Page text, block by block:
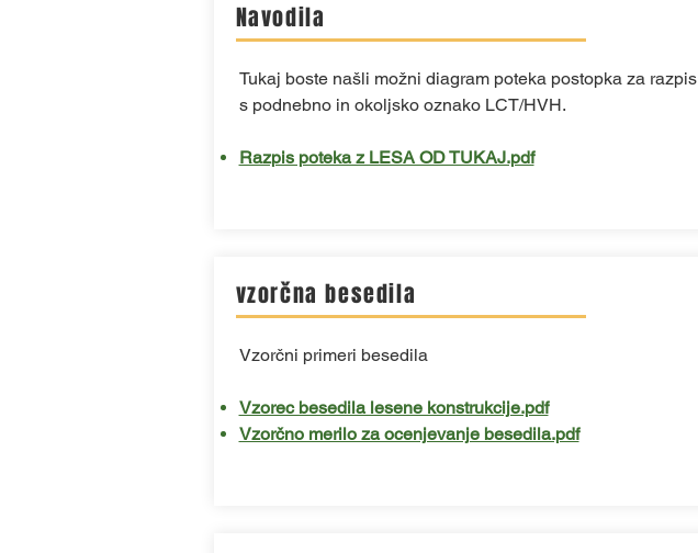
Navodila
Tukaj boste našli možni diagram poteka postopka za razpis
s podnebno in okoljsko oznako LCT/HVH.
Razpis poteka z LESA OD TUKAJ.pdf
vzorčna besedila
Vzorčni primeri besedila
Vzorec besedila lesene konstrukcije.pdf
Vzorčno merilo za ocenjevanje besedila.pdf